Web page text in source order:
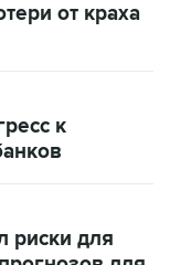
от краха
к
риски для